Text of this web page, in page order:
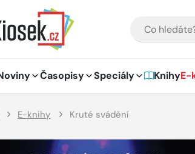
Časopisy Speciály KnihyE-
E-knihy Kruté svádění